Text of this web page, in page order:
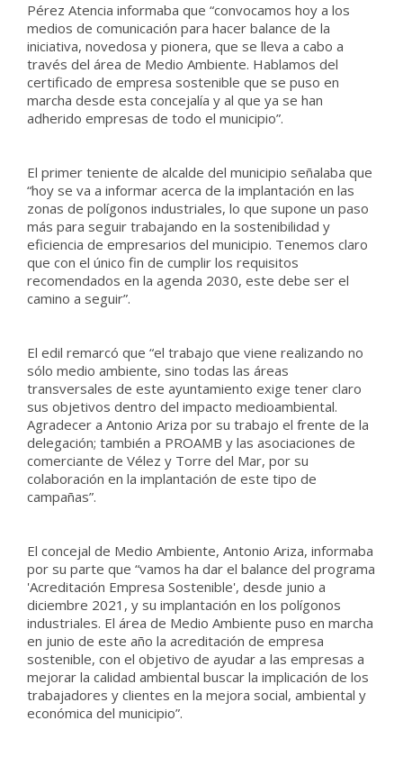
Pérez Atencia informaba que “convocamos hoy a los
medios de comunicación para hacer balance de la
iniciativa, novedosa y pionera, que se lleva a cabo a
través del área de Medio Ambiente. Hablamos del
certificado de empresa sostenible que se puso en
marcha desde esta concejalía y al que ya se han
adherido empresas de todo el municipio”.
El primer teniente de alcalde del municipio señalaba que
“hoy se va a informar acerca de la implantación en las
zonas de polígonos industriales, lo que supone un paso
más para seguir trabajando en la sostenibilidad y
eficiencia de empresarios del municipio. Tenemos claro
que con el único fin de cumplir los requisitos
recomendados en la agenda 2030, este debe ser el
camino a seguir”.
El edil remarcó que “el trabajo que viene realizando no
sólo medio ambiente, sino todas las áreas
transversales de este ayuntamiento exige tener claro
sus objetivos dentro del impacto medioambiental.
Agradecer a Antonio Ariza por su trabajo el frente de la
delegación; también a PROAMB y las asociaciones de
comerciante de Vélez y Torre del Mar, por su
colaboración en la implantación de este tipo de
campañas”.
El concejal de Medio Ambiente, Antonio Ariza, informaba
por su parte que “vamos ha dar el balance del programa
'Acreditación Empresa Sostenible', desde junio a
diciembre 2021, y su implantación en los polígonos
industriales. El área de Medio Ambiente puso en marcha
en junio de este año la acreditación de empresa
sostenible, con el objetivo de ayudar a las empresas a
mejorar la calidad ambiental buscar la implicación de los
trabajadores y clientes en la mejora social, ambiental y
económica del municipio”.